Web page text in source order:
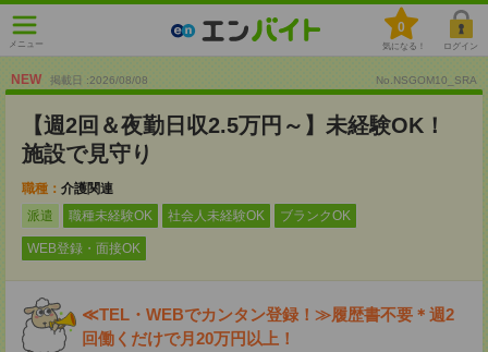
メニュー
0
気になる！ ログイン
NEW 掲載日 :2026/08/08 No.NSGOM10_SRA
【週2回＆夜勤日収2.5万円～】未経験OK！
施設で見守り
職種： 介護関連
派遣
職種未経験OK 社会人未経験OK ブランクOK
WEB登録・面接OK
≪TEL・WEBでカンタン登録！≫履歴書不要＊週2
回働くだけで月20万円以上！